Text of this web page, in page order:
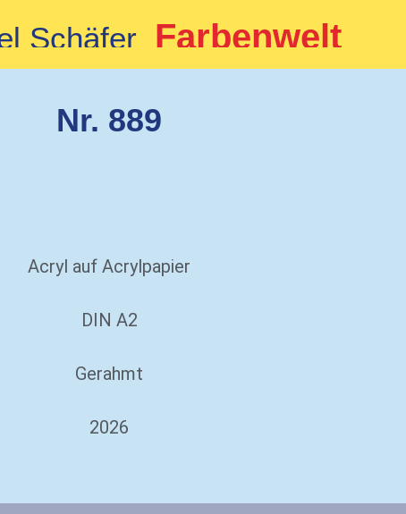
Schäfer Farbenwelt
Nr. 889
Acryl auf Acrylpapier
DIN A2
Gerahmt
2026